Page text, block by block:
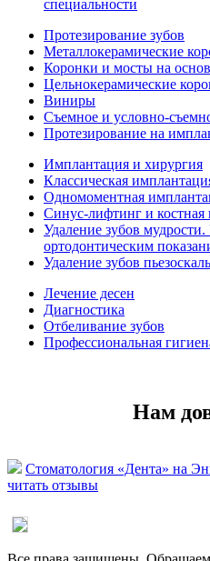
специальности
Протезирование зубов
Металлокерамические
Коронки и мосты на
Цельнокерамические
Виниры
Съемное и условно-
Протезирование на
Имплантация и хирургия
Классическая
Одномоментная
Синус-лифтинг и костная
Удаление зубов
ортодонтическим
Удаление зубов
Лечение десен
Диагностика
Отбеливание зубов
Профессиональная
Нам
Стоматология «Дента» на
читать отзывы